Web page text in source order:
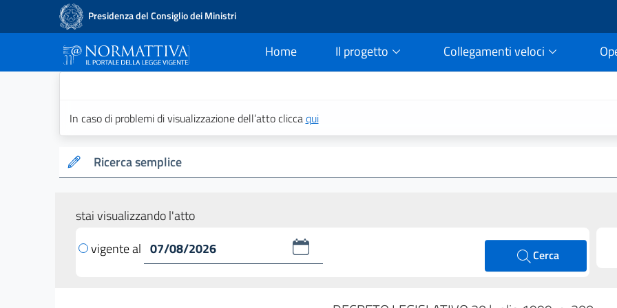
Presidenza del Consiglio dei Ministri
Home
current Il progetto Collegamenti veloci
In caso di problemi di visualizzazione dell’atto cliccaqui
Ricerca semplice
stai visualizzando l'atto
vigente al
Cerca